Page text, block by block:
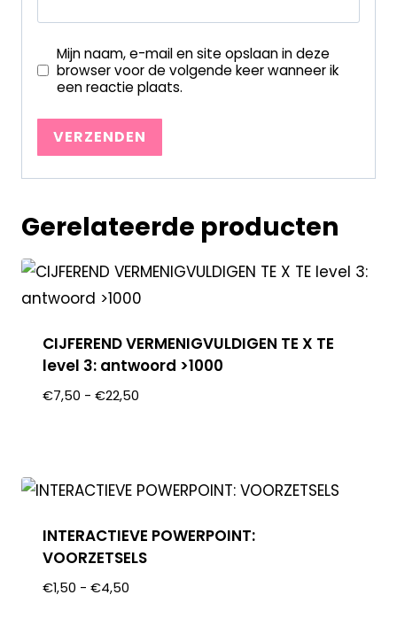
Mijn naam, e-mail en site opslaan in deze
browser voor de volgende keer wanneer ik
een reactie plaats.
Gerelateerde producten
CIJFEREND VERMENIGVULDIGEN TE X TE
level 3: antwoord >1000
€7,50 - €22,50
INTERACTIEVE POWERPOINT:
VOORZETSELS
€1,50 - €4,50